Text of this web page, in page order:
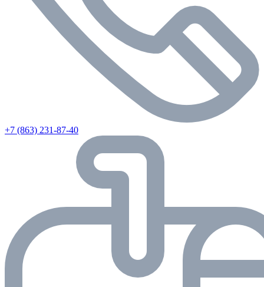
+7 (863) 231-87-40